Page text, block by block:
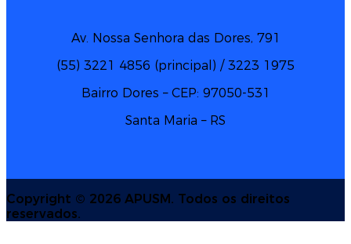
Av. Nossa Senhora das Dores, 791
(55) 3221 4856 (principal) / 3223 1975
Bairro Dores – CEP: 97050-531
Santa Maria – RS
Copyright © 2026 APUSM. Todos os direitos
reservados.